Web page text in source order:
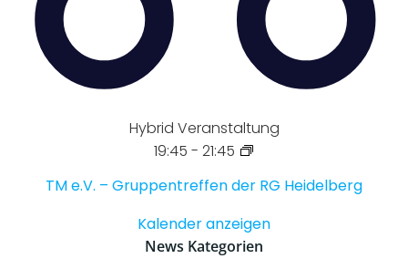
Hybrid Veranstaltung
19:45 - 21:45
TM e.V. – Gruppentreffen der RG Heidelberg
Kalender anzeigen
News Kategorien